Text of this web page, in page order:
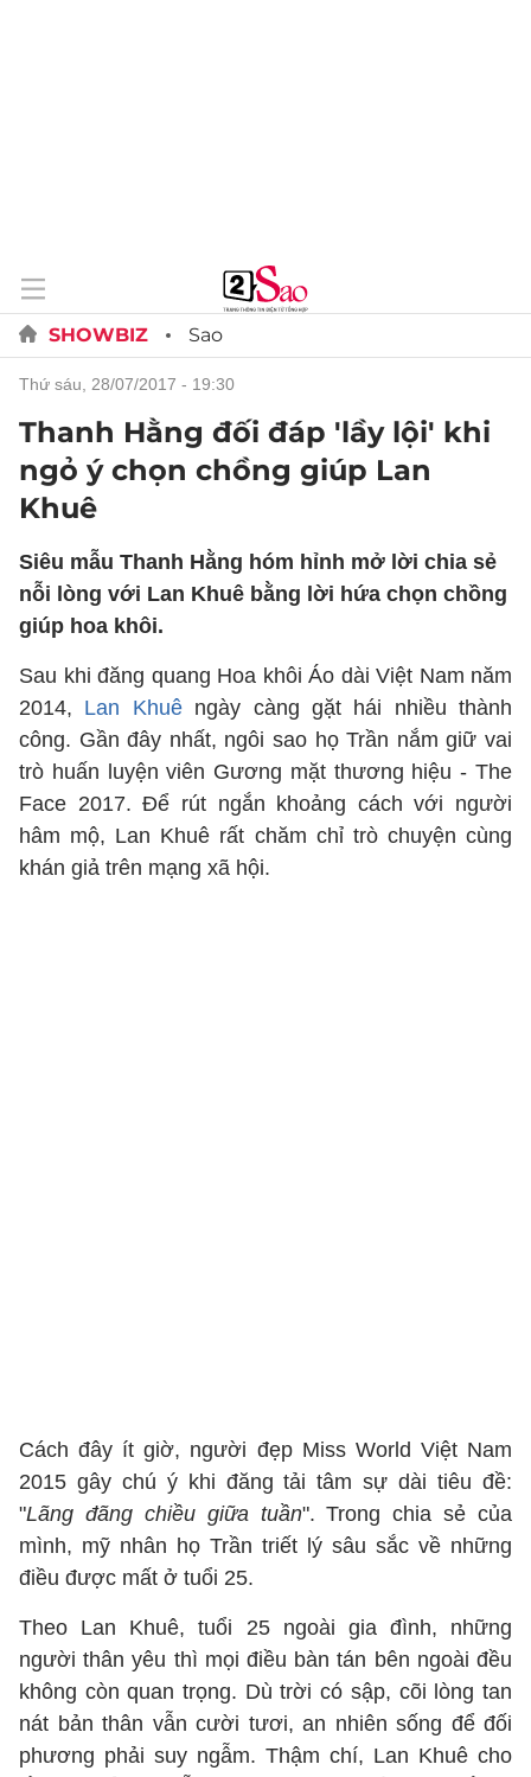
SHOWBIZ Sao
thứ sáu, 28/07/2017 - 19:30
Thanh Hằng đối đáp 'lầy lội' khi
ngỏ ý chọn chồng giúp Lan
Khuê
Siêu mẫu Thanh Hằng hóm hỉnh mở lời chia sẻ
nỗi lòng với Lan Khuê bằng lời hứa chọn chồng
giúp hoa khôi.
Sau khi đăng quang Hoa khôi Áo dài Việt Nam năm
2014, Lan Khuêngày càng gặt hái nhiều thành
công. Gần đây nhất, ngôi sao họ Trần nắm giữ vai
trò huấn luyện viên Gương mặt thương hiệu - The
Face 2017. Để rút ngắn khoảng cách với người
hâm mộ, Lan Khuê rất chăm chỉ trò chuyện cùng
khán giả trên mạng xã hội.
Cách đây ít giờ, người đẹp Miss World Việt Nam
2015 gây chú ý khi đăng tải tâm sự dài tiêu đề:
"Lãng đãng chiều giữa tuần". Trong chia sẻ của
mình, mỹ nhân họ Trần triết lý sâu sắc về những
điều được mất ở tuổi 25.
Theo Lan Khuê, tuổi 25 ngoài gia đình, những
người thân yêu thì mọi điều bàn tán bên ngoài đều
không còn quan trọng. Dù trời có sập, cõi lòng tan
nát bản thân vẫn cười tươi, an nhiên sống để đối
phương phải suy ngẫm. Thậm chí, Lan Khuê cho